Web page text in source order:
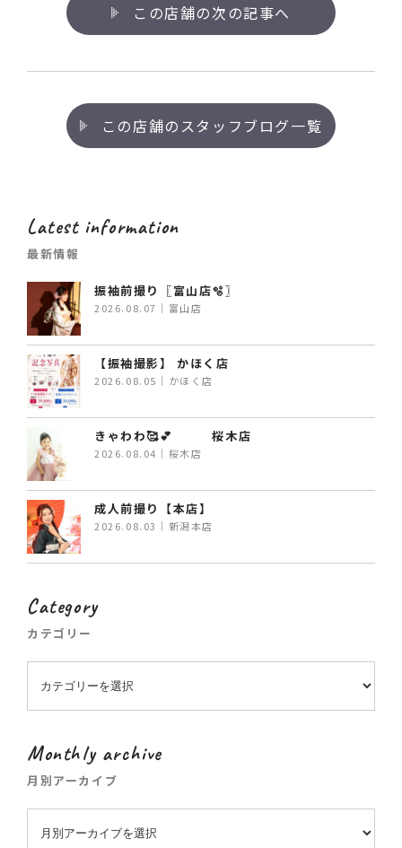
この店舗の次の記事へ
この店舗のスタッフブログ一覧
Latest information
最新情報
振袖前撮り〖富山店🫧〗
2026.08.07｜富山店
【振袖撮影】 かほく店
2026.08.05｜かほく店
きゃわわ🥰💕 桜木店
2026.08.04｜桜木店
成人前撮り【本店】
2026.08.03｜新潟本店
Category
カテゴリー
Monthly archive
月別アーカイブ